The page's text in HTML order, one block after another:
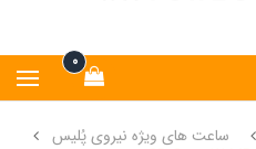
0
ساعت های ویژه نیروی پُلیس